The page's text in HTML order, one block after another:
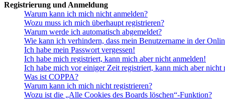
Registrierung und Anmeldung
Warum kann ich mich nicht anmelden?
Wozu muss ich mich überhaupt registrieren?
Warum werde ich automatisch abgemeldet?
Wie kann ich verhindern, dass mein Benutzername in der
Ich habe mein Passwort vergessen!
Ich habe mich registriert, kann mich aber nicht anmelden!
Ich habe mich vor einiger Zeit registriert, kann mich aber nicht
Was ist COPPA?
Warum kann ich mich nicht registrieren?
Wozu ist die „Alle Cookies des Boards löschen“-Funktion?